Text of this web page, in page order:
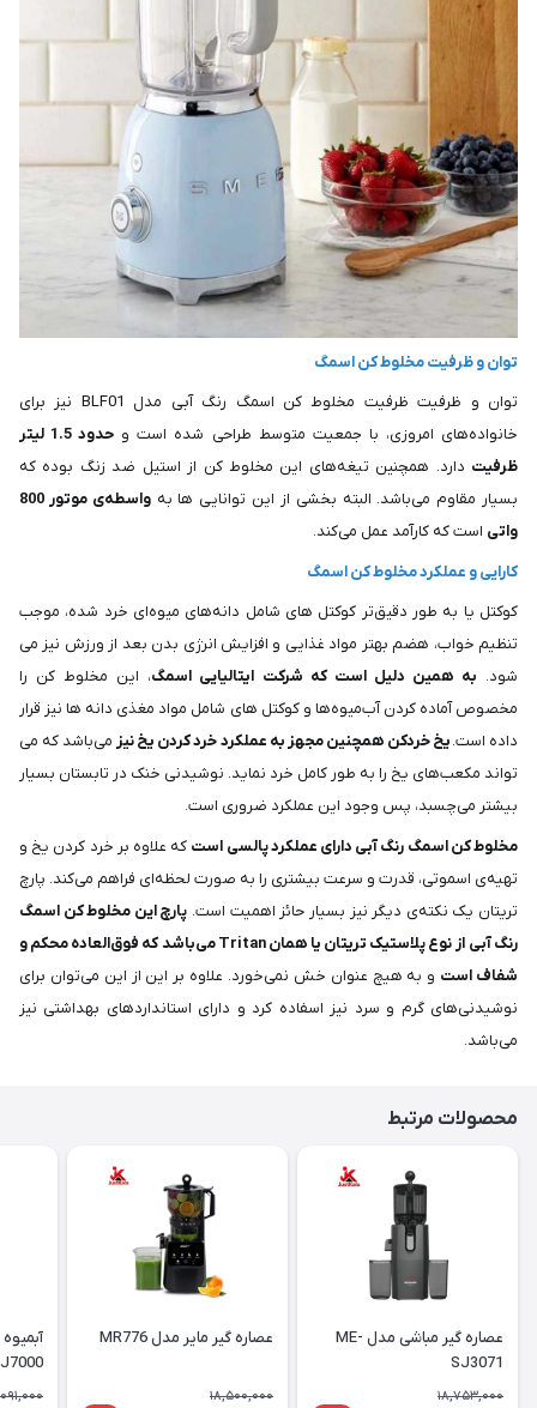
توان و ظرفیت مخلوط کن اسمگ
توان و ظرفیت ظرفیت مخلوط کن اسمگ رنگ آبی مدل BLF01 نیز برای
خانواده‌های امروزی، با جمعیت متوسط طراحی شده است و
حدود 1.5 لیتر
ظرفیت دارد. همچنین تیغه‌های این مخلوط کن از استیل ضد زنگ بوده که
بسیار مقاوم می‌باشد. البته بخشی از این توانایی ها به
واسطه‌ی موتور 800
واتی است که کارآمد عمل می‌کند.
کارایی و عملکرد مخلوط کن اسمگ
کوکتل یا به طور دقیق‌تر کوکتل های شامل دانه‌های میوه‌ای خرد شده، موجب
تنظیم خواب، هضم بهتر مواد غذایی و افزایش انرژی بدن بعد از ورزش نیز می
شود. به همین دلیل است که شرکت ایتالیایی اسمگ، این مخلوط کن را
مخصوص آماده کردن آب‌میوه‌ها و کوکتل های شامل مواد مغذی دانه ها نیز قرار
داده است.یخ خردکن همچنین مجهز به عملکرد خرد کردن یخ نیز می‌باشد که می
تواند مکعب‌های یخ را به طور کامل خرد نماید. نوشیدنی خنک در تابستان بسیار
بیشتر می‌چسبد، پس وجود این عملکرد ضروری است.
مخلوط کن اسمگ رنگ آبی دارای عملکرد پالسی است که علاوه بر خرد کردن یخ و
تهیه‌ی اسموتی، قدرت و سرعت بیشتری را به صورت لحظه‌ای فراهم می‌کند. پارچ
تریتان یک نکته‌ی دیگر نیز بسیار حائز اهمیت است. پارچ این مخلوط کن اسمگ
رنگ آبی از نوع پلاستیک تریتان یا همان Tritan می‌باشد که فوق‌العاده محکم و
شفاف است و به هیچ عنوان خش نمی‌خورد. علاوه بر این از این می‌توان برای
نوشیدنی‌های گرم و سرد نیز اسفاده کرد و دارای استانداردهای بهداشتی نیز
می‌باشد.
محصولات مرتبط
عصاره گیر مباشی مدل ME-
SJ3071
18,753,000
عصاره گیر مایر مدل MR776
18,500,000